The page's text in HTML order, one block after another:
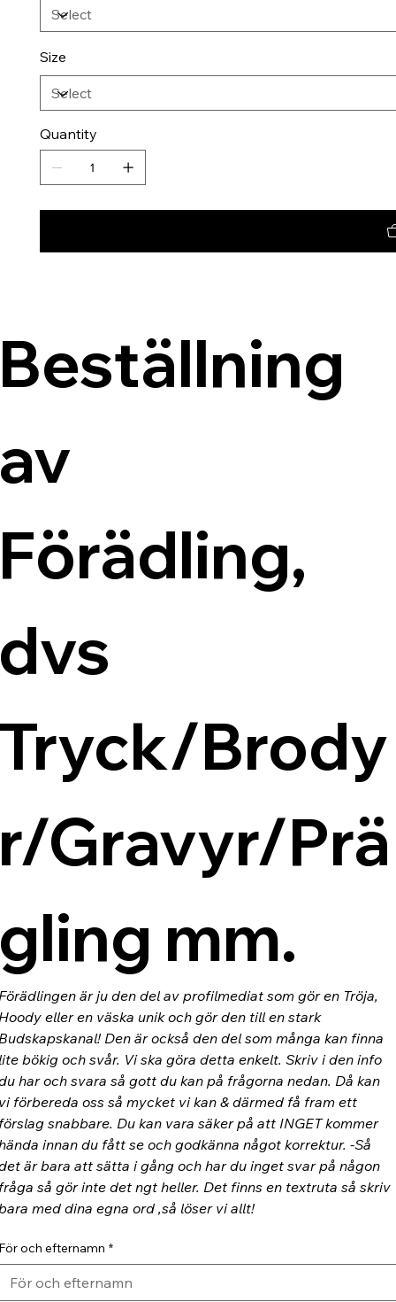
Size
Quantity
Brody
Gravyr/Prä
mm.
är ju den del av profilmediat som gör en Tröja,
eller en väska unik och gör den till en stark
Den är också den del som många kan finna
bökig och svår. Vi ska göra detta enkelt. Skriv i den info
har och svara så gott du kan på frågorna nedan. Då kan
förbereda oss så mycket vi kan & därmed få fram ett
snabbare. Du kan vara säker på att INGET kommer
innan du fått se och godkänna något korrektur. -Så
är bara att sätta i gång och har du inget svar på någon
så gör inte det ngt heller. Det finns en textruta så skriv
med dina egna ord ,så löser vi allt!
och efternamn *